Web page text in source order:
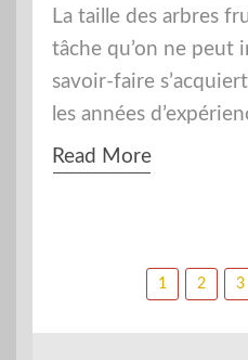
La taille des arbres
tâche qu’on ne peut
savoir-faire
les années
Read More
Pagination
1 2 3